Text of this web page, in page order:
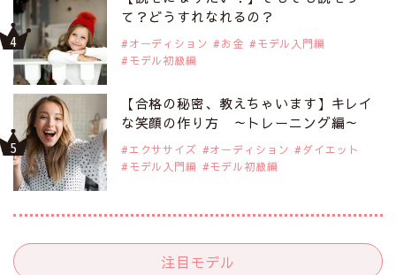
て？どうすれなれるの？
オーディション お金
モデル入門編
モデル初級編
【合格の秘密、教えちゃいます】キレイ
な笑顔の作り方 ～トレーニング編～
エクササイズ オーディション
ダイエット
モデル入門編
モデル初級編
注目モデル